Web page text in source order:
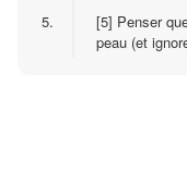
5.
[5] Penser
peau (et